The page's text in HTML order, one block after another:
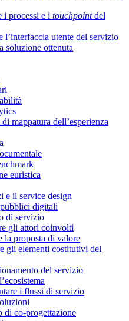
i processi e i touchpointdel
l’interfaccia utente del servizio
soluzione ottenuta
mappatura dell’esperienza
euristica
e il service design
digitali
di servizio
gli attori coinvolti
la proposta di valore
gli elementi costitutivi del
del servizio
i flussi di servizio
di co-progettazione